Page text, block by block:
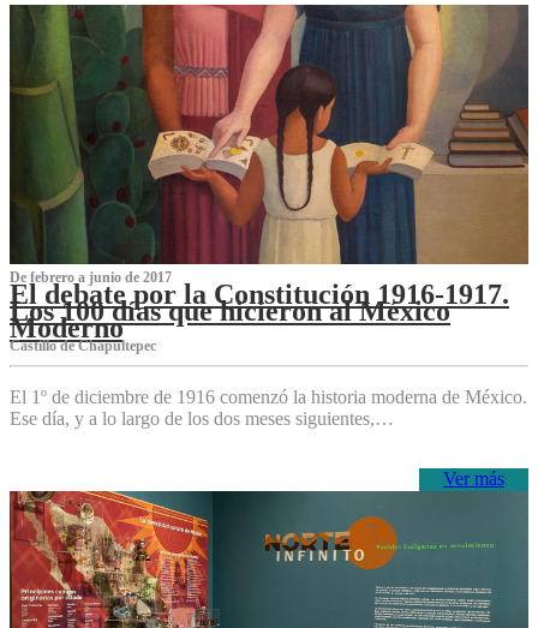
De febrero a junio de 2017
El debate por la Constitución 1916-1917.
Los 100 días que hicieron al México
Moderno
Castillo de Chapultepec
El 1º de diciembre de 1916 comenzó la historia moderna de México.
Ese día, y a lo largo de los dos meses siguientes,…
Ver más